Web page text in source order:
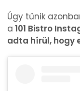
Úgy tűnik
a 101 Bistro
adta hírül, hogy